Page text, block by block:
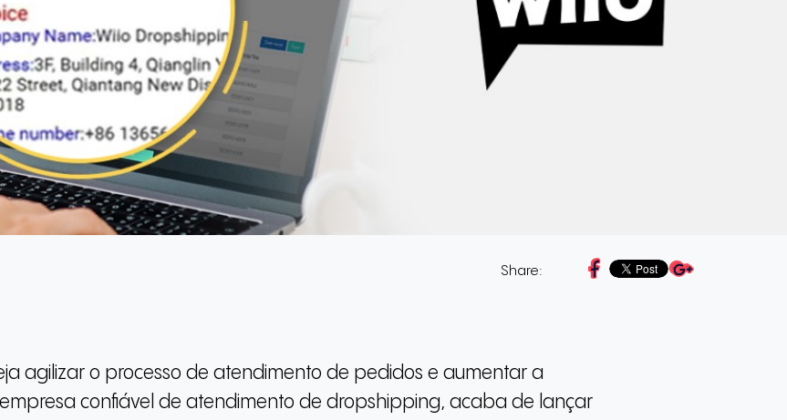
Share:
agilizar o processo de atendimento de pedidos e aumentar a
confiável de atendimento de dropshipping, acaba de lançar